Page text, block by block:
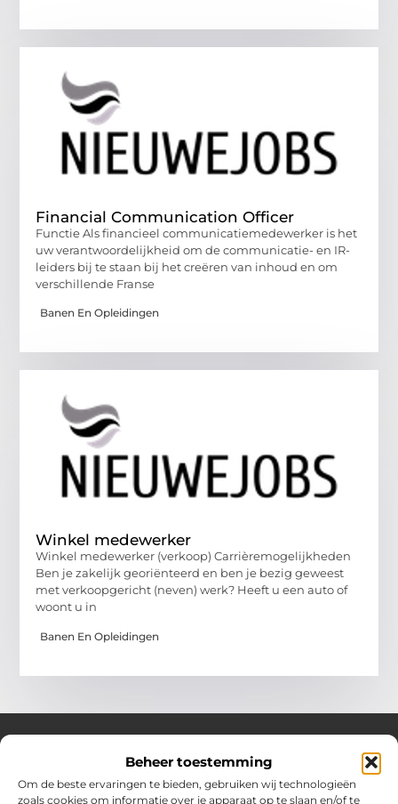
Beheer toestemming
Om de beste ervaringen te bieden, gebruiken wij technologieën
zoals cookies om informatie over je apparaat op te slaan en/of te
Financial Communication Officer
Functie Als financieel communicatiemedewerker is het
uw verantwoordelijkheid om de communicatie- en IR-
leiders bij te staan ​​bij het creëren van inhoud en om
verschillende Franse
Banen En Opleidingen
Winkel medewerker
Winkel medewerker (verkoop) Carrièremogelijkheden
Ben je zakelijk georiënteerd en ben je bezig geweest
met verkoopgericht (neven) werk? Heeft u een auto of
woont u in
Banen En Opleidingen
Over Hotspotmagazine
Jouw bron voor inspiratie en handige tips voor het